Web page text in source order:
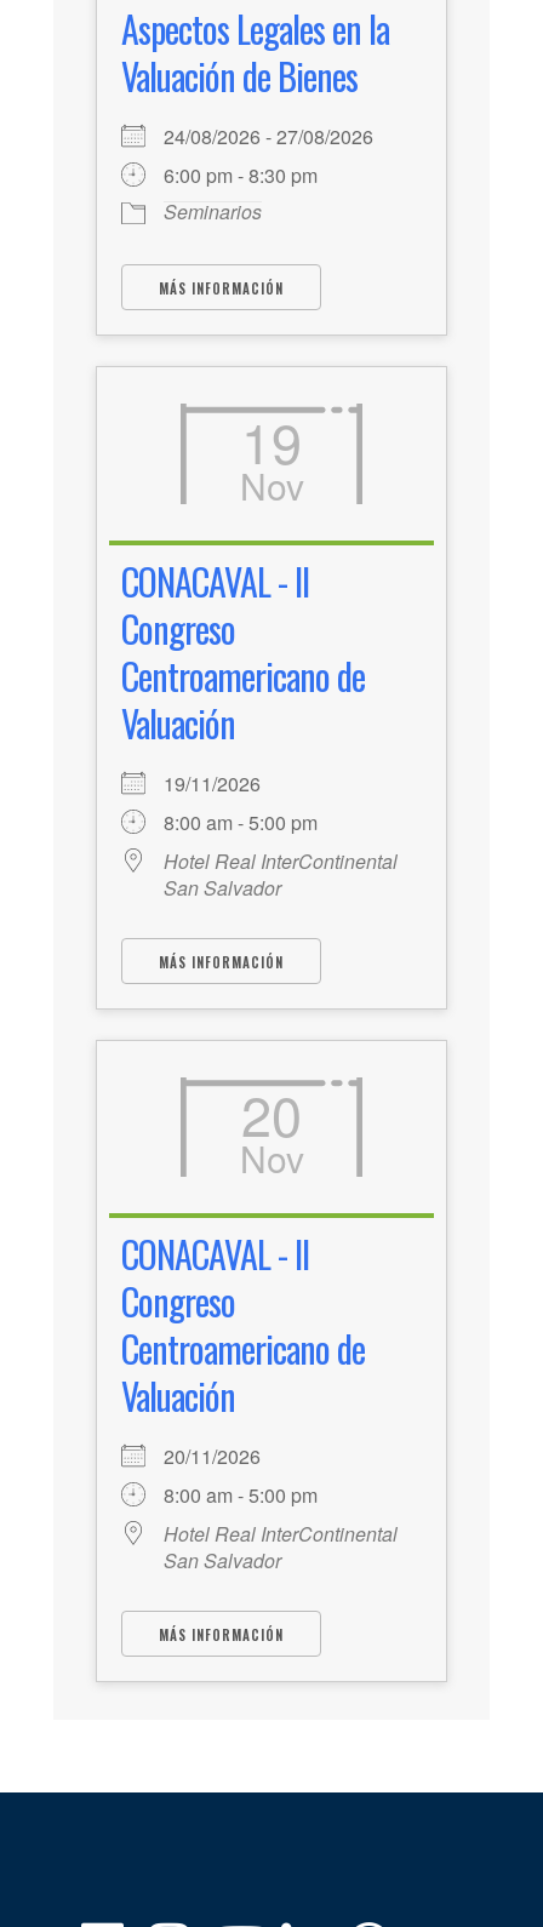
Aspectos Legales en la
Valuación de Bienes
24/08/2026 - 27/08/2026
6:00 pm - 8:30 pm
Seminarios
MÁS INFORMACIÓN
19
Nov
CONACAVAL - II
Congreso
Centroamericano de
Valuación
19/11/2026
8:00 am - 5:00 pm
Hotel Real InterContinental
San Salvador
MÁS INFORMACIÓN
20
Nov
CONACAVAL - II
Congreso
Centroamericano de
Valuación
20/11/2026
8:00 am - 5:00 pm
Hotel Real InterContinental
San Salvador
MÁS INFORMACIÓN